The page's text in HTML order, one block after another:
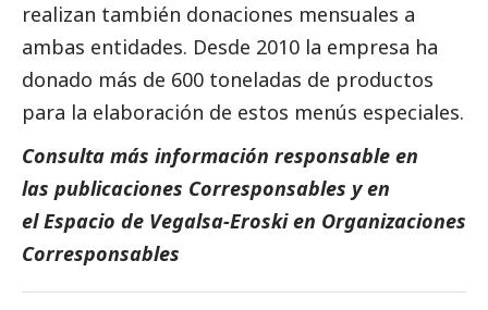
realizan también donaciones mensuales a
ambas entidades. Desde 2010 la empresa ha
donado más de 600 toneladas de productos
para la elaboración de estos menús especiales.
Consulta más información responsable en
las publicaciones Corresponsables y en
elEspacio de Vegalsa-Eroskien Organizaciones
Corresponsables